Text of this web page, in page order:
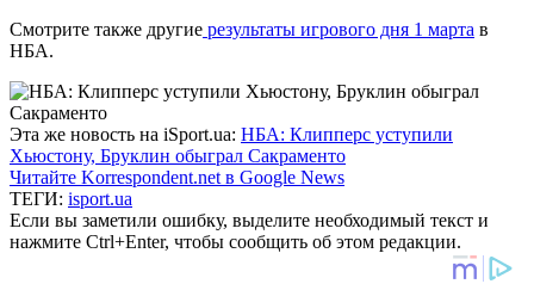
Смотрите также другие результаты игрового дня 1 марта в
НБА.
Эта же новость на iSport.ua: НБА: Клипперс уступили
Хьюстону, Бруклин обыграл Сакраменто
Читайте Korrespondent.net в Google News
ТЕГИ: isport.ua
Если вы заметили ошибку, выделите необходимый текст и
нажмите Ctrl+Enter, чтобы сообщить об этом редакции.